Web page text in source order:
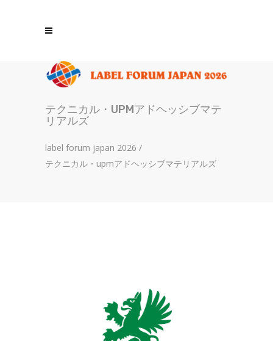
テクニカル・UPMアドヘッシブマテ
リアルズ
label forum japan 2026 /
テクニカル・upmアドヘッシブマテリアルズ